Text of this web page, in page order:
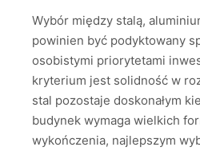
Wybór między stalą,
powinien być podyktowany
osobistymi priorytetami
kryterium jest solidność w
stal pozostaje doskonałym
budynek wymaga wielkich
wykończenia, najlepszym